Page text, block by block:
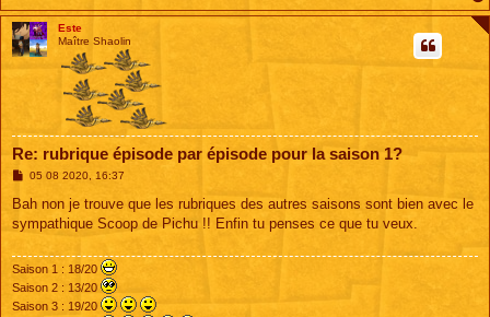
Este
Maître Shaolin
Re: rubrique épisode par épisode pour la saison 1?
M
s
a
05 08 2020, 16:37
Bah non je trouve que les rubriques des autres saisons sont bien avec le
sympathique Scoop de Pichu !! Enfin tu penses ce que tu veux.
Saison 1 : 18/20
Saison 2 : 13/20
Saison 3 : 19/20